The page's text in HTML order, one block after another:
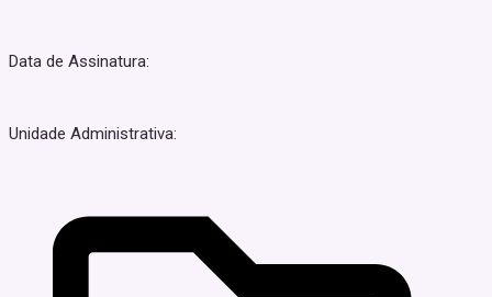
Data de Assinatura:
Unidade Administrativa: